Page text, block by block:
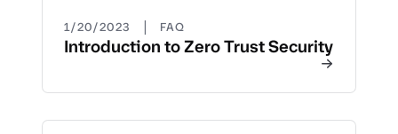
1/20/2023 | FAQ
Introduction to Zero Trust Security